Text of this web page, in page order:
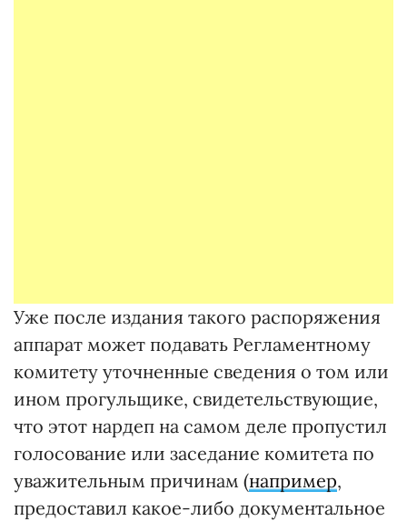
Уже после издания такого распоряжения
аппарат может подавать Регламентному
комитету уточненные сведения о том или
ином прогульщике, свидетельствующие,
что этот нардеп на самом деле пропустил
голосование или заседание комитета по
уважительным причинам (например,
предоставил какое-либо документальное